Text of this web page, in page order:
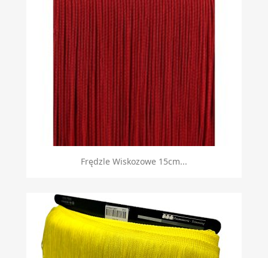
Frędzle Wiskozowe 15cm...